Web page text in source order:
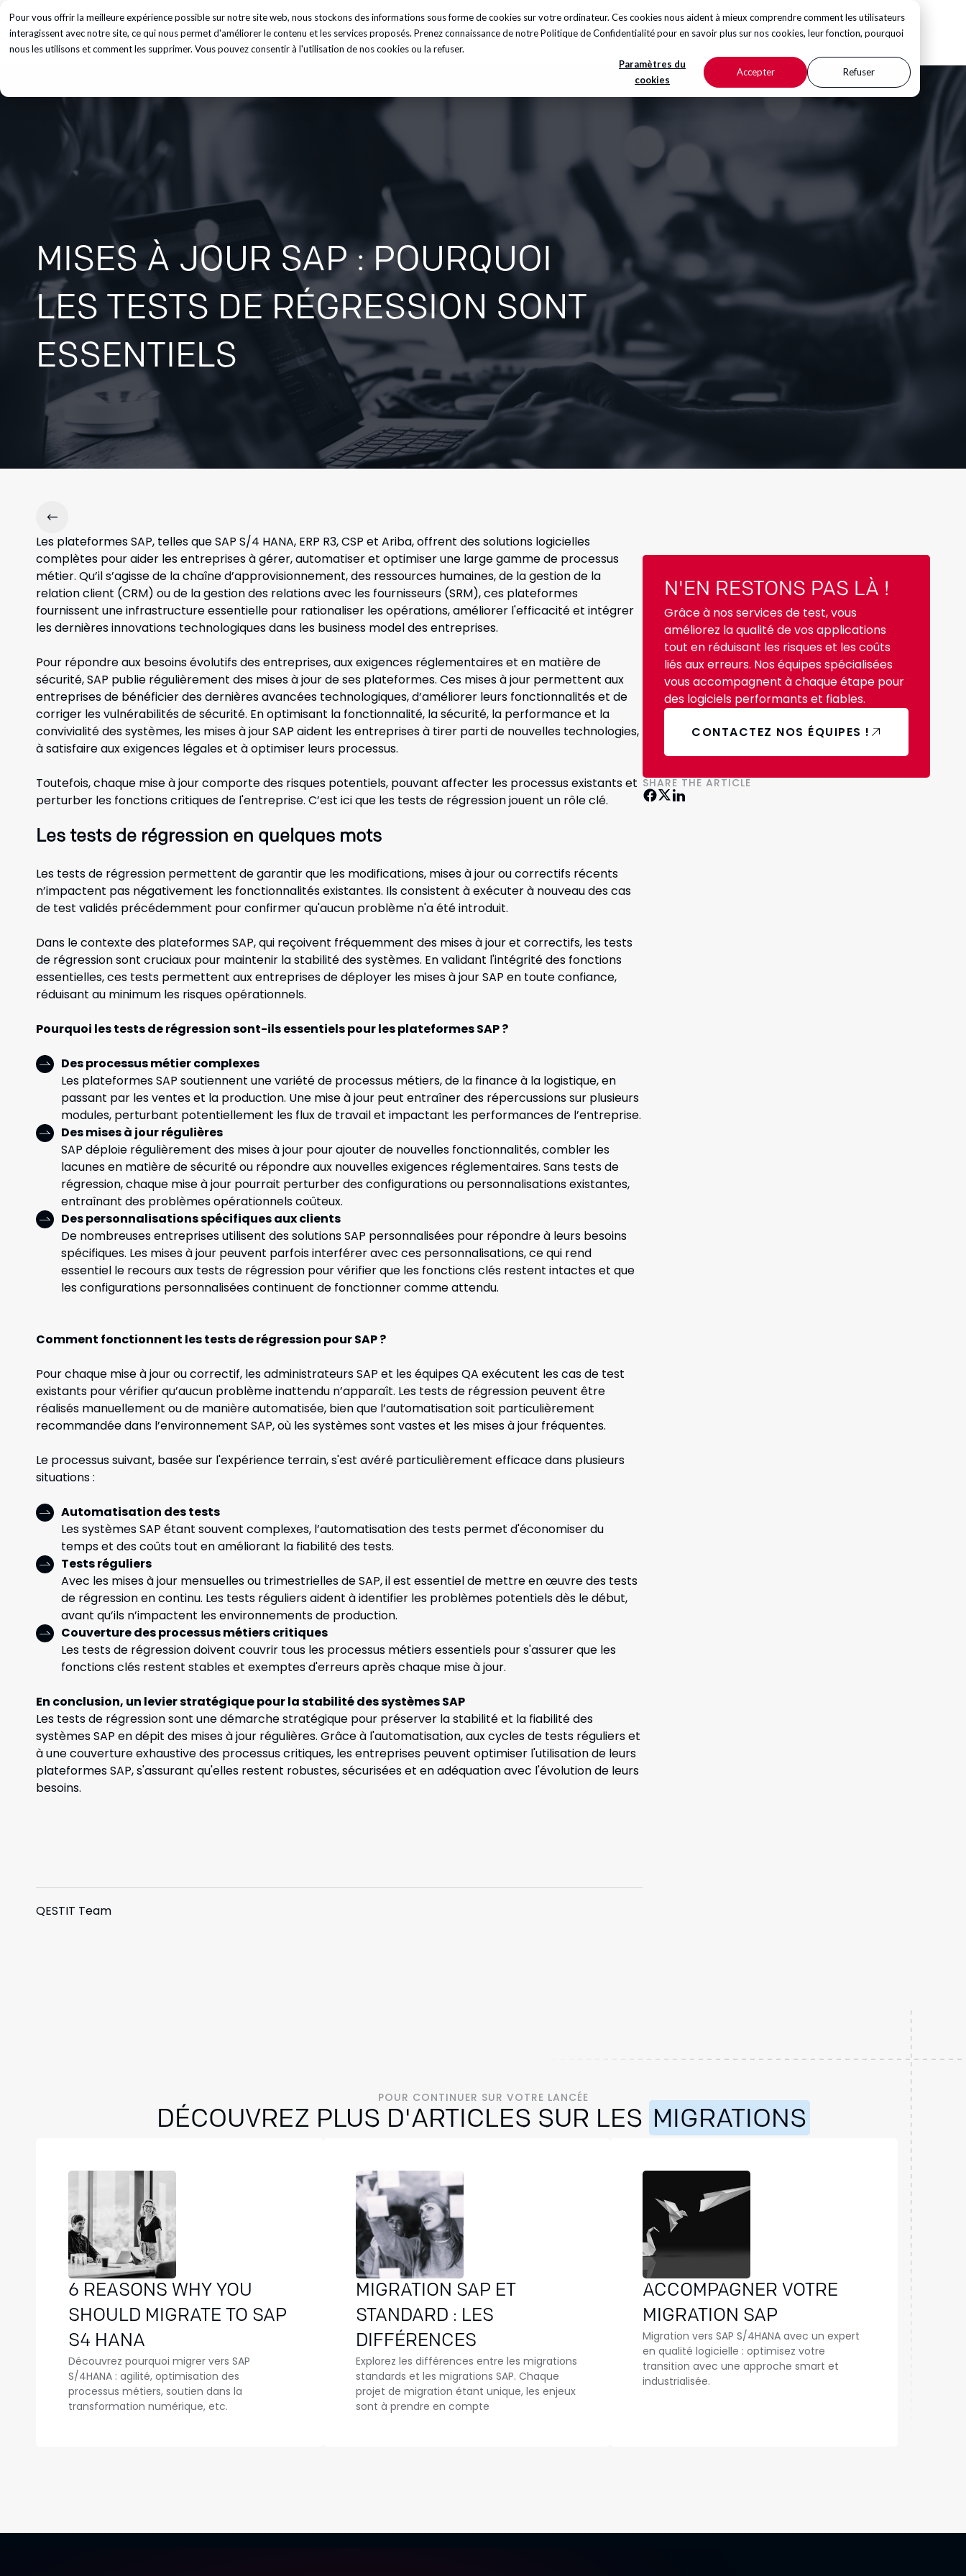
Pour vous offrir la meilleure expérience possible sur notre site web, nous stockons des informations sous forme de cookies sur votre ordinateur. Ces cookies nous aident à mieux comprendre comment les utilisateurs
interagissent avec notre site, ce qui nous permet d'améliorer le contenu et les services proposés. Prenez connaissance de notrePolitique de Confidentialitépour en savoir plus sur nos cookies, leur fonction, pourquoi
nous les utilisons et comment les supprimer. Vous pouvez consentir à l'utilisation de nos cookies ou la refuser.
Paramètres du
cookies
Accepter Refuser
Services Insights A propos Carrières Ressources CONTACTEZ-NOUS
MISES À JOUR SAP : POURQUOI
LES TESTS DE RÉGRESSION SONT
ESSENTIELS
Les plateformes SAP, telles que SAP S/4 HANA, ERP R3, CSP et Ariba, offrent des solutions logicielles
complètes pour aider les entreprises à gérer, automatiser et optimiser une large gamme de processus
métier. Qu’il s’agisse de la chaîne d’approvisionnement, des ressources humaines, de la gestion de la
relation client (CRM) ou de la gestion des relations avec les fournisseurs (SRM), ces plateformes
fournissent une infrastructure essentielle pour rationaliser les opérations, améliorer l'efficacité et intégrer
les dernières innovations technologiques dans les business model des entreprises.
Pour répondre aux besoins évolutifs des entreprises, aux exigences réglementaires et en matière de
sécurité, SAP publie régulièrement des mises à jour de ses plateformes. Ces mises à jour permettent aux
entreprises de bénéficier des dernières avancées technologiques, d’améliorer leurs fonctionnalités et de
corriger les vulnérabilités de sécurité. En optimisant la fonctionnalité, la sécurité, la performance et la
convivialité des systèmes, les mises à jour SAP aident les entreprises à tirer parti de nouvelles technologies,
à satisfaire aux exigences légales et à optimiser leurs processus.
Toutefois, chaque mise à jour comporte des risques potentiels, pouvant affecter les processus existants et
perturber les fonctions critiques de l'entreprise. C’est ici que les tests de régression jouent un rôle clé.
Les tests de régression en quelques mots
Les tests de régression permettent de garantir que les modifications, mises à jour ou correctifs récents
n’impactent pas négativement les fonctionnalités existantes. Ils consistent à exécuter à nouveau des cas
de test validés précédemment pour confirmer qu'aucun problème n'a été introduit.
Dans le contexte des plateformes SAP, qui reçoivent fréquemment des mises à jour et correctifs, les tests
de régression sont cruciaux pour maintenir la stabilité des systèmes. En validant l'intégrité des fonctions
essentielles, ces tests permettent aux entreprises de déployer les mises à jour SAP en toute confiance,
réduisant au minimum les risques opérationnels.
Pourquoi les tests de régression sont-ils essentiels pour les plateformes SAP ?
Des processus métier complexes
Les plateformes SAP soutiennent une variété de processus métiers, de la finance à la logistique, en
passant par les ventes et la production. Une mise à jour peut entraîner des répercussions sur plusieurs
modules, perturbant potentiellement les flux de travail et impactant les performances de l’entreprise.
Des mises à jour régulières
SAP déploie régulièrement des mises à jour pour ajouter de nouvelles fonctionnalités, combler les
lacunes en matière de sécurité ou répondre aux nouvelles exigences réglementaires. Sans tests de
régression, chaque mise à jour pourrait perturber des configurations ou personnalisations existantes,
entraînant des problèmes opérationnels coûteux.
Des personnalisations spécifiques aux clients
De nombreuses entreprises utilisent des solutions SAP personnalisées pour répondre à leurs besoins
spécifiques. Les mises à jour peuvent parfois interférer avec ces personnalisations, ce qui rend
essentiel le recours aux tests de régression pour vérifier que les fonctions clés restent intactes et que
les configurations personnalisées continuent de fonctionner comme attendu.
Comment fonctionnent les tests de régression pour SAP ?
Pour chaque mise à jour ou correctif, les administrateurs SAP et les équipes QA exécutent les cas de test
existants pour vérifier qu’aucun problème inattendu n’apparaît. Les tests de régression peuvent être
réalisés manuellement ou de manière automatisée, bien que l’automatisation soit particulièrement
recommandée dans l’environnement SAP, où les systèmes sont vastes et les mises à jour fréquentes.
Le processus suivant, basée sur l'expérience terrain, s'est avéré particulièrement efficace dans plusieurs
situations :
Automatisation des tests
Les systèmes SAP étant souvent complexes, l’automatisation des tests permet d'économiser du
temps et des coûts tout en améliorant la fiabilité des tests.
Tests réguliers
Avec les mises à jour mensuelles ou trimestrielles de SAP, il est essentiel de mettre en œuvre des tests
de régression en continu. Les tests réguliers aident à identifier les problèmes potentiels dès le début,
avant qu’ils n’impactent les environnements de production.
Couverture des processus métiers critiques
Les tests de régression doivent couvrir tous les processus métiers essentiels pour s'assurer que les
fonctions clés restent stables et exemptes d'erreurs après chaque mise à jour.
En conclusion, un levier stratégique pour la stabilité des systèmes SAP
Les tests de régression sont une démarche stratégique pour préserver la stabilité et la fiabilité des
systèmes SAP en dépit des mises à jour régulières. Grâce à l'automatisation, aux cycles de tests réguliers et
à une couverture exhaustive des processus critiques, les entreprises peuvent optimiser l'utilisation de leurs
plateformes SAP, s'assurant qu'elles restent robustes, sécurisées et en adéquation avec l'évolution de leurs
besoins.
QESTIT Team
N'EN RESTONS PAS LÀ !
Grâce à nos services de test, vous
améliorez la qualité de vos applications
tout en réduisant les risques et les coûts
liés aux erreurs. Nos équipes spécialisées
vous accompagnent à chaque étape pour
des logiciels performants et fiables.
CONTACTEZ NOS ÉQUIPES !
SHARE THE ARTICLE
POUR CONTINUER SUR VOTRE LANCÉE
DÉCOUVREZ PLUS D'ARTICLES SUR LES MIGRATIONS
6 REASONS WHY YOU
SHOULD MIGRATE TO SAP
S4 HANA
Découvrez pourquoi migrer vers SAP
S/4HANA : agilité, optimisation des
processus métiers, soutien dans la
transformation numérique, etc.
MIGRATION SAP ET
STANDARD : LES
DIFFÉRENCES
Explorez les différences entre les migrations
standards et les migrations SAP. Chaque
projet de migration étant unique, les enjeux
sont à prendre en compte
ACCOMPAGNER VOTRE
MIGRATION SAP
Migration vers SAP S/4HANA avec un expert
en qualité logicielle : optimisez votre
transition avec une approche smart et
industrialisée.